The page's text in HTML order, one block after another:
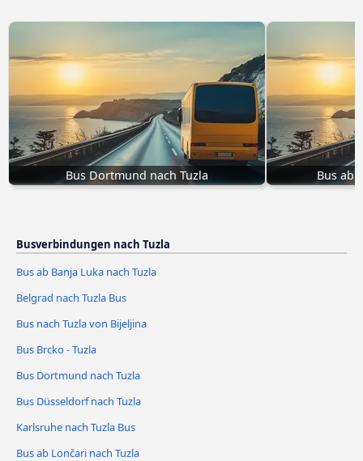
Bus Dortmund nach Tuzla Bus ab
Busverbindungen nach Tuzla
Bus ab Banja Luka nach Tuzla
Belgrad nach Tuzla Bus
Bus nach Tuzla von Bijeljina
Bus Brcko - Tuzla
Bus Dortmund nach Tuzla
Bus Düsseldorf nach Tuzla
Karlsruhe nach Tuzla Bus
Bus ab Lončari nach Tuzla